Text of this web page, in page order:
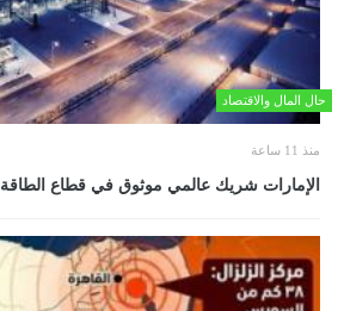
حال المال والاقتصاد
منذ 11 ساعة
الإمارات شريك عالمي موثوق في قطاع الطاقة